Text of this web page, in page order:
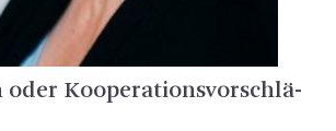
oder Ko­ope­ra­ti­ons­vor­schlä­